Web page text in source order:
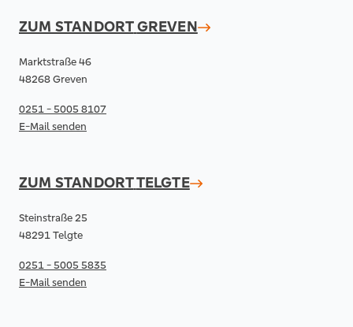
ZUM STANDORTGREVEN
Marktstraße 46
48268 Greven
0251 - 5005 8107
E-Mail senden
ZUM STANDORTTELGTE
Steinstraße 25
48291 Telgte
0251 - 5005 5835
E-Mail senden